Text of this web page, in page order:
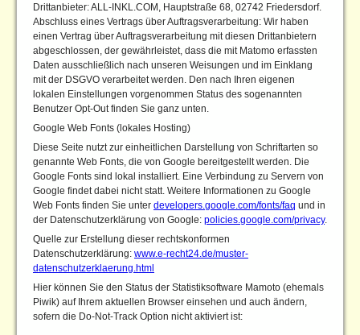
Drittanbieter: ALL-INKL.COM, Hauptstraße 68, 02742 Friedersdorf.
Abschluss eines Vertrags über Auftragsverarbeitung: Wir haben
einen Vertrag über Auftragsverarbeitung mit diesen Drittanbietern
abgeschlossen, der gewährleistet, dass die mit Matomo erfassten
Daten ausschließlich nach unseren Weisungen und im Einklang
mit der DSGVO verarbeitet werden. Den nach Ihren eigenen
lokalen Einstellungen vorgenommen Status des sogenannten
Benutzer Opt-Out finden Sie ganz unten.
Google Web Fonts (lokales Hosting)
Diese Seite nutzt zur einheitlichen Darstellung von Schriftarten so
genannte Web Fonts, die von Google bereitgestellt werden. Die
Google Fonts sind lokal installiert. Eine Verbindung zu Servern von
Google findet dabei nicht statt. Weitere Informationen zu Google
Web Fonts finden Sie unter developers.google.com/fonts/faq und in
der Datenschutzerklärung von Google: policies.google.com/privacy.
Quelle zur Erstellung dieser rechtskonformen
Datenschutzerklärung: www.e-recht24.de/muster-
datenschutzerklaerung.html
Hier können Sie den Status der Statistiksoftware Mamoto (ehemals
Piwik) auf Ihrem aktuellen Browser einsehen und auch ändern,
sofern die Do-Not-Track Option nicht aktiviert ist: